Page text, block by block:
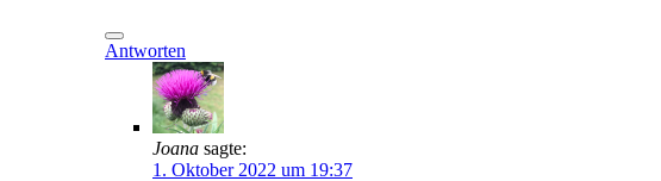
Antworten
Joana sagte:
1. Oktober 2022 um 19:37